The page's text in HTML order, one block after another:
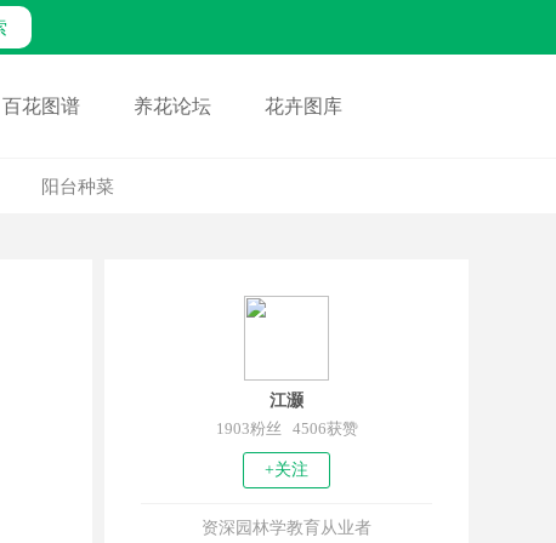
百花图谱 养花论坛 花卉图库
阳台种菜
江灏
1903粉丝 4506获赞
+关注
资深园林学教育从业者